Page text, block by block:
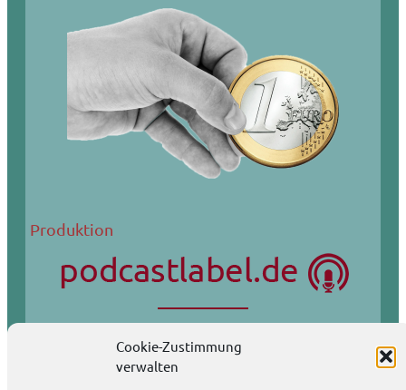
Cookie-Zustimmung
verwalten
Produktion
Podcasts eignen sich wunderbar als Öffentlichkeitsarbeit.